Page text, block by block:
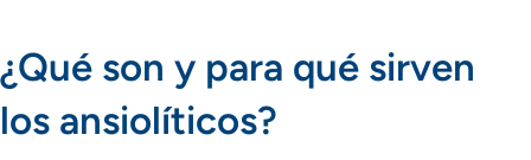
¿Qué son y para qué sirven
los ansiolíticos?